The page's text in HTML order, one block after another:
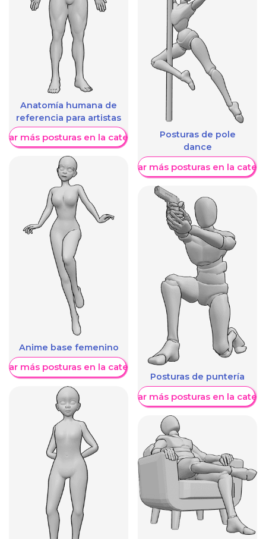
Anatomía humana de
referencia para artistas
más posturas en la categoría
Anime base femenino
más posturas en la categoría
Posturas de pole
dance
Mostrar más posturas en la
Posturas de puntería
Mostrar más posturas en la